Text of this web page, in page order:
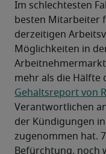
Im schlechtesten
besten Mitarbeiter
derzeitigen
Möglichkeiten in
Arbeitnehmermarkt
Gehaltsreport von
Verantwortlichen
der Kündigungen
zugenommen hat.
Befürchtung, noch